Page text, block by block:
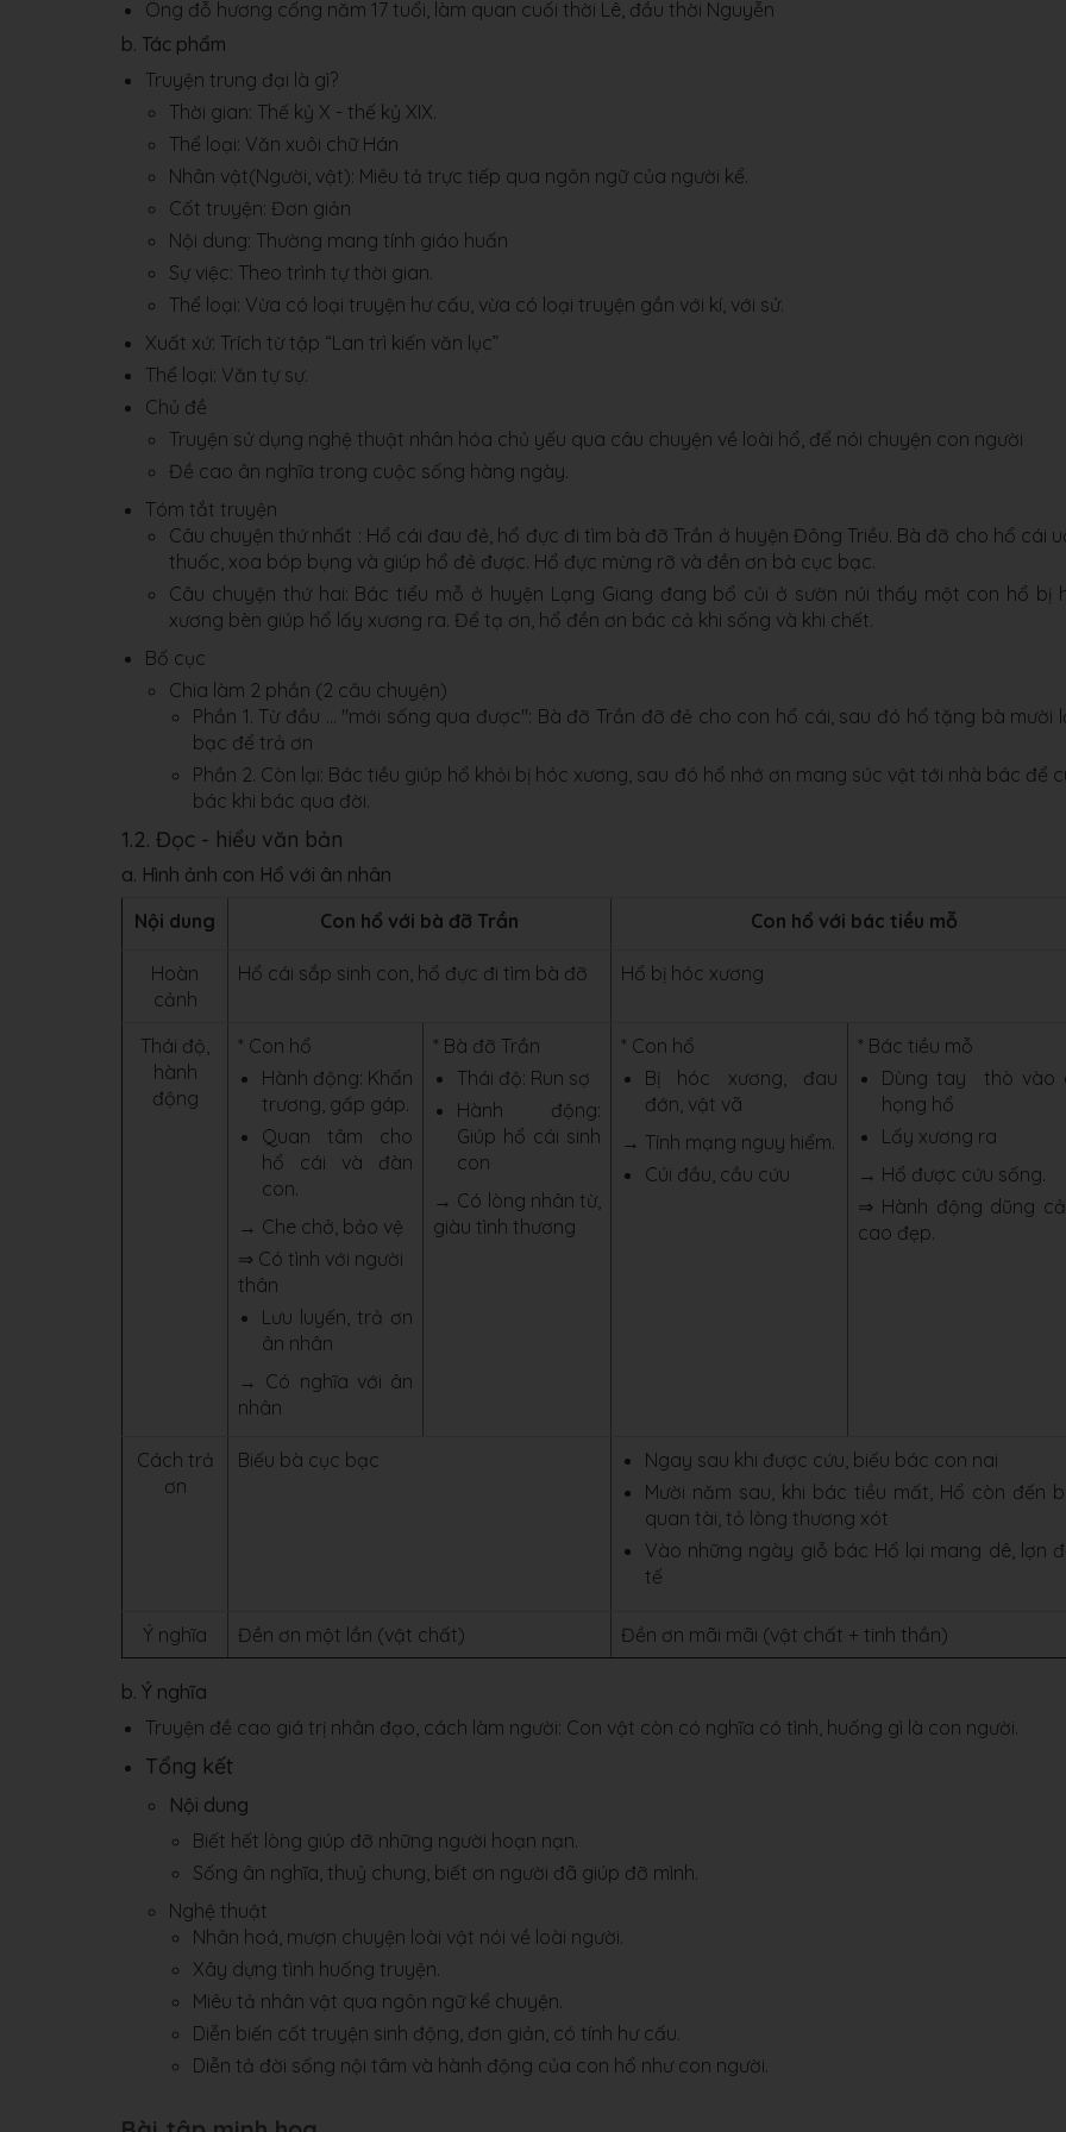
Ông đỗ hương cống năm 17 tuổi, làm quan cuối thời Lê, đầu thời Nguyễn
b. Tác phẩm
Truyện trung đại là gì?
Thời gian: Thế kỷ X - thế kỷ XIX.
Thể loại: Văn xuôi chữ Hán
Nhân vật(Người, vật): Miêu tả trực tiếp qua ngôn ngữ của người kể.
Cốt truyện: Đơn giản
Nội dung: Thường mang tính giáo huấn
Sự việc: Theo trình tự thời gian.
Thể loại: Vừa có loại truyện hư cấu, vừa có loại truyện gần với kí, với sử.
Xuất xứ: Trích từ tập “Lan trì kiến văn lục”
Thể loại: Văn tự sự.
Chủ đề
Truyện sử dụng nghệ thuật nhân hóa chủ yếu qua câu chuyện về loài hổ, để nói chuyện con người
Đề cao ân nghĩa trong cuộc sống hàng ngày.
Tóm tắt truyện
Câu chuyện thứ nhất : Hổ cái đau đẻ, hổ đực đi tìm bà đỡ Trần ở huyện Đông Triều. Bà đỡ cho hổ cái
thuốc, xoa bóp bụng và giúp hổ đẻ được. Hổ đực mừng rỡ và đền ơn bà cục bạc.
Câu chuyện thứ hai: Bác tiểu mỗ ở huyện Lạng Giang đang bổ củi ở sườn núi thấy một con hổ bị
xương bèn giúp hổ lấy xương ra. Để tạ ơn, hổ đền ơn bác cả khi sống và khi chết.
Bố cục
Chia làm 2 phần (2 câu chuyện)
Phần 1. Từ đầu ... "mới sống qua được": Bà đỡ Trần đỡ đẻ cho con hổ cái, sau đó hổ tặng bà mười
bạc để trả ơn
Phần 2. Còn lại: Bác tiều giúp hổ khỏi bị hóc xương, sau đó hổ nhớ ơn mang súc vật tới nhà bác để
bác khi bác qua đời.
1.2. Đọc - hiểu văn bản
a. Hình ảnh con Hổ với ân nhân
Nội dung
Con hổ với bà đỡ Trần Con hổ với bác tiều mỗ
Hoàn
cảnh
Hổ cái sắp sinh con, hổ đực đi tìm bà đỡ Hổ bị hóc xương
Thái độ,
hành
động
* Con hổ
Hành động: Khẩn
trương, gấp gáp.
Quan tâm cho
hổ cái và đàn
con.
→ Che chở, bảo vệ
⇒ Có tình với người
thân
Lưu luyến, trả ơn
ân nhân
→ Có nghĩa với ân
nhân
* Bà đỡ Trần
Thái độ: Run sợ
Hành động:
Giúp hổ cái sinh
con
→ Có lòng nhân từ,
giàu tình thương
* Con hổ
Bị hóc xương, đau
đớn, vật vã
→ Tính mạng nguy hiểm.
Cúi đầu, cầu cứu
* Bác tiều mỗ
Dùng tay thò vào
họng hổ
Lấy xương ra
→ Hổ được cứu sống.
⇒ Hành động dũng
cao đẹp.
Cách trả
ơn
Biếu bà cục bạc
Ngay sau khi được cứu, biếu bác con nai
Mười năm sau, khi bác tiều mất, Hổ còn đến
quan tài, tỏ lòng thương xót
Vào những ngày giỗ bác Hổ lại mang dê, lợn
tế
Ý nghĩa Đền ơn một lần (vật chất) Đền ơn mãi mãi (vật chất + tinh thần)
b. Ý nghĩa
Truyện đề cao giá trị nhân đạo, cách làm người: Con vật còn có nghĩa có tình, huống gì là con người.
Tổng kết
Nội dung
Biết hết lòng giúp đỡ những ng­ười hoạn nạn.
Sống ân nghĩa, thuỷ chung, biết ơn ngư­ời đã giúp đỡ mình.
Nghệ thuật
Nhân hoá, m­ượn chuyện loài vật nói về loài người.
Xây dựng tình huống truyện.
Miêu tả nhân vật qua ngôn ngữ kể chuyện.
Diễn biến cốt truyện sinh động, đơn giản, có tính hư cấu.
Diễn tả đời sống nội tâm và hành động của con hổ như con người.